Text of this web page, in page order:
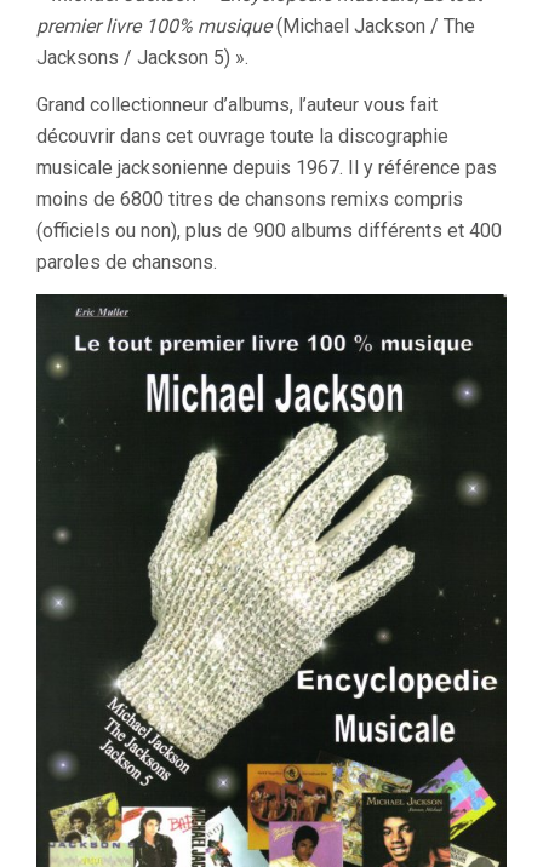
premier livre 100% musique(Michael Jackson / The
Jacksons / Jackson 5) ».
Grand collectionneur d’albums, l’auteur vous fait
découvrir dans cet ouvrage toute la discographie
musicale jacksonienne depuis 1967. Il y référence pas
moins de 6800 titres de chansons remixs compris
(officiels ou non), plus de 900 albums différents et 400
paroles de chansons.